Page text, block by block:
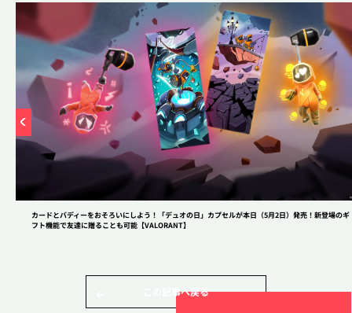
熱い“プロポーズ（？）”から始まった「150％」の絆。
正反対なふたりが真正面から向き合う――「ぶいすぽ
っ！」銀城サイネ & 龍巻ちせ デュオインタビュー！
閉じる
コミュニティ
アップデート
インタビュー
eスポーツ
2XKO
コミュニティ
アップデート
インタビュー
eスポーツ
Riot Games
ニュース Riot Games ONE
STREAMERS
カードとバディーをおそろいにしよう！「デュオの日」カプセルが本日（5月2日）発売！新登場のギ
フト機能で友達に贈ることも可能【VALORANT】
この記事へ戻る